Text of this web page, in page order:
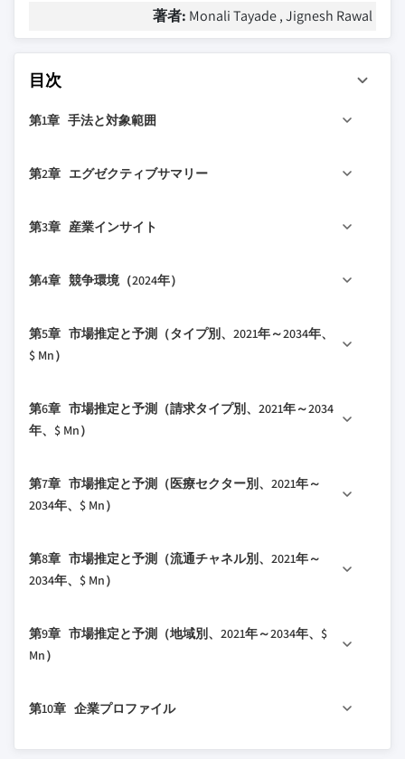
著者: Monali Tayade , Jignesh Rawal
目次
第1章 手法と対象範囲
1.2 調査設計
1.2.2 データ収集方法
1.3.1 グローバル
1.4 基本推定値と計算
1.5 プライマリーリサーチと検証
1.7 調査の前提条件と制限
第2章 エグゼクティブサマリー
2.2 主要市場トレンド
2.2.2 タイプ別
2.2.4 医療セクター別
2.3.1 産業経営者にとっての主要な意思決定ポイ
2.4 将来展望と戦略的提言
第3章 産業インサイト
3.1.1 サプライヤーの状況
3.2 産業への影響要因
3.2.1.2 認識の向上とリスク管理イニシア
3.2.1.4 専門職務の範囲拡大
3.2.2 産業の落とし穴と課題
3.2.2.2 発展途上国における認知度の低さ
3.2.3 市場機会
険と超過補償の機会
3.3 成長ポテンシャル分析
第4章 競争環境（2024年）
4.2 企業の市場シェア分析
4.5 競争ポジショニングマトリックス
4.6.2 パートナーシップ・提携
第5章 市場推定と予測（タイプ別、2021年～2034年、
$ Mn）
5.2 発生ベースの保険
5.3 請求ベースの保険
第6章 市場推定と予測（請求タイプ別、2021年～2034
年、$ Mn）
6.2 誤診または遅延診断
6.3 出産時の傷害
6.5 手術エラー
第7章 市場推定と予測（医療セクター別、2021年～
2034年、$ Mn）
7.2 急性期ケアと病院
7.3 長期ケア
7.5 精神・行動医療
第8章 市場推定と予測（流通チャネル別、2021年～
2034年、$ Mn）
8.2 エージェント・ブローカー
8.5 その他の流通チャネル
第9章 市場推定と予測（地域別、2021年～2034年、$
Mn）
9.2 北米
第10章 企業プロファイル
10.1 アクサ